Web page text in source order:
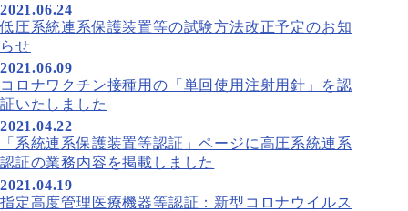
2021.06.24
低圧系統連系保護装置等の試験方法改正予定のお知
らせ
2021.06.09
コロナワクチン接種用の「単回使用注射用針」を認
証いたしました
2021.04.22
「系統連系保護装置等認証」ページに高圧系統連系
認証の業務内容を掲載しました
2021.04.19
指定高度管理医療機器等認証：新型コロナウイルス